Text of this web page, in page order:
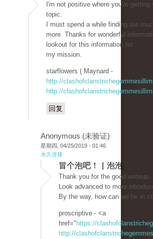
I'm not positive where you're
topic.
I must spend a while finding out
more. Thanks for wonderful
lookout for this information for
my mission.
starflowers ( Maynard -
http://
http://
回复
Anonymous (未验证)
星期四, 04/25/2019 - 01:46
永久连接
冒个泡吧！ | 泡泡
Thank you for the good
Look advanced to more
By the way, how can we be in
proscriptive - <a
href=" https://
http://